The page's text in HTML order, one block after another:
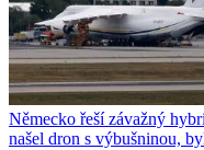
Německo řeší závažný
našel dron s výbušninou,